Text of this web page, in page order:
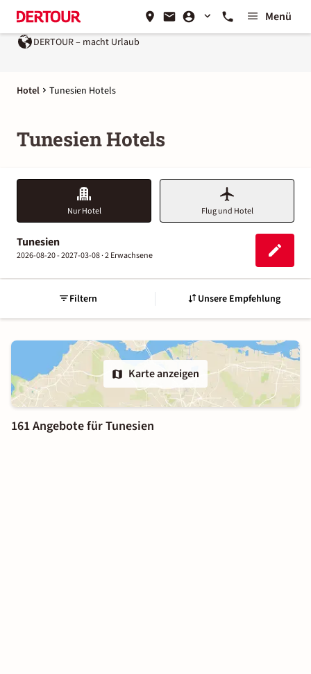
Menü
Urlaub Ein Unternehmen der
Hotel Tunesien Hotels
Tunesien Hotels
Nur Hotel Flug und Hotel
Tunesien
2026-08-20 - 2027-03-08 ·2 Erwachsene
Filtern Unsere Empfehlung
Karte anzeigen
161 Angebote für Tunesien